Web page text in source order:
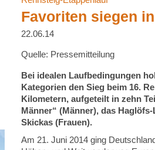
Favoriten siegen
22.06.14
Quelle: Pressemitteilung
Bei idealen Laufbedingungen
Kategorien den Sieg beim 16.
Kilometern, aufgeteilt in zehn
Männer“ (Männer), das
Skickas (Frauen).
Am 21. Juni 2014 ging